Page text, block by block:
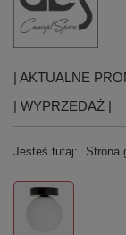
| AKTUALNE
| WYPRZEDAŻ |
Jesteś tutaj: Strona